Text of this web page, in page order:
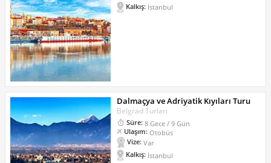
Kalkış: İstanbul
Dalmaçya ve Adriyatik Kıyıları Turu
Belgrad Turları
Süre: 8 Gece / 9 Gün
Ulaşım: Otobüs
Vize: Var
Kalkış: İstanbul